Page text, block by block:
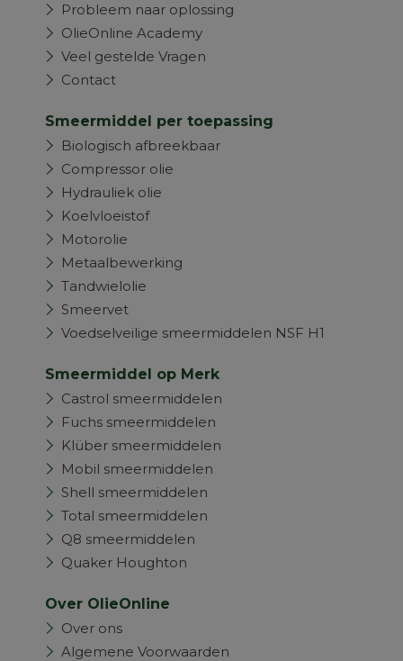
Probleem naar oplossing
OlieOnline Academy
Veel gestelde Vragen
Contact
Smeermiddel per toepassing
Biologisch afbreekbaar
Compressor olie
Hydrauliek olie
Koelvloeistof
Motorolie
Metaalbewerking
Tandwielolie
Smeervet
Voedselveilige smeermiddelen NSF H1
Smeermiddel op Merk
Castrol smeermiddelen
Fuchs smeermiddelen
Klüber smeermiddelen
Mobil smeermiddelen
Shell smeermiddelen
Total smeermiddelen
Q8 smeermiddelen
Quaker Houghton
Over OlieOnline
Over ons
Algemene Voorwaarden